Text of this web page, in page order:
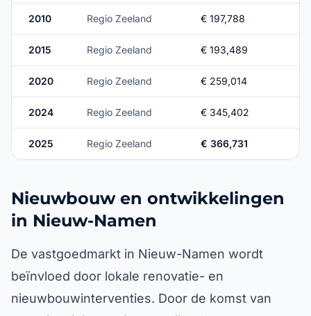
2010 Regio Zeeland € 197,788
2015 Regio Zeeland € 193,489
2020 Regio Zeeland € 259,014
2024 Regio Zeeland € 345,402
2025 Regio Zeeland € 366,731
Nieuwbouw en ontwikkelingen
in Nieuw-Namen
De vastgoedmarkt in Nieuw-Namen wordt
beïnvloed door lokale renovatie- en
nieuwbouwinterventies. Door de komst van